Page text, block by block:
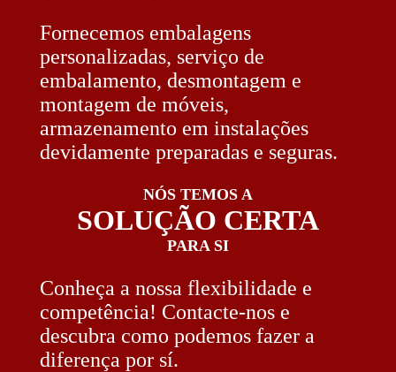
Fornecemos embalagens
personalizadas, serviço de
embalamento, desmontagem e
montagem de móveis,
armazenamento em instalações
devidamente preparadas e seguras.
NÓS TEMOS A
SOLUÇÃO CERTA
PARA SI
Conheça a nossa flexibilidade e
competência! Contacte-nos e
descubra como podemos fazer a
diferença por sí.